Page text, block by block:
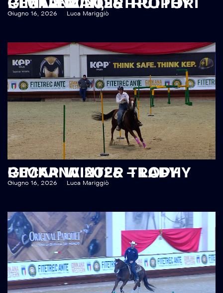
Giugno 16, 2026 Luca Mariggiò
RECAP WINTER TROPHY GIMKANA 2026 – LADY
Giugno 16, 2026 Luca Mariggiò